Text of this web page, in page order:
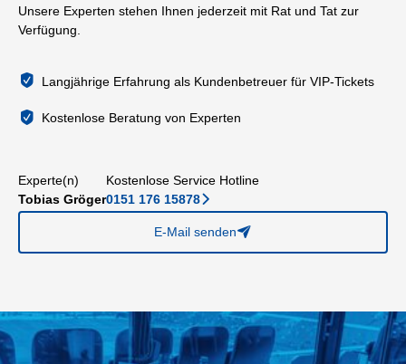
Unsere Experten stehen Ihnen jederzeit mit Rat und Tat zur
Verfügung.
Langjährige Erfahrung als Kundenbetreuer für VIP-Tickets
Kostenlose Beratung von Experten
Experte(n)
Tobias Gröger
Kostenlose Service Hotline
0151 176 15878􀆊
E-Mail senden􀈠